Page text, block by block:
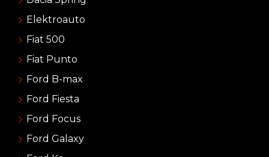
Elektroauto
Fiat 500
Fiat Punto
Ford B-max
Ford Fiesta
Ford Focus
Ford Galaxy